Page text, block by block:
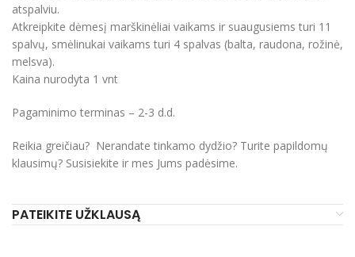
atspalviu.
Atkreipkite dėmesį marškinėliai vaikams ir suaugusiems turi 11
spalvų, smėlinukai vaikams turi 4 spalvas (balta, raudona, rožinė,
melsva).
Kaina nurodyta 1 vnt
Pagaminimo terminas – 2-3 d.d.
Reikia greičiau? Nerandate tinkamo dydžio? Turite papildomų
klausimų? Susisiekite ir mes Jums padėsime.
PATEIKITE UŽKLAUSĄ